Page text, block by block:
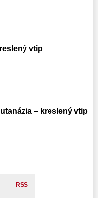
vtip
– kreslený vtip
RSS